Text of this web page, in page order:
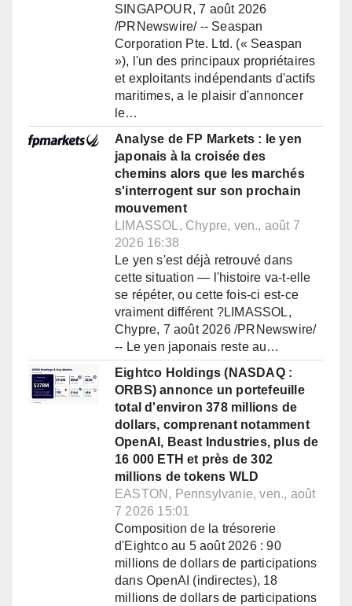
SINGAPOUR, 7 août 2026
/PRNewswire/ -- Seaspan
Corporation Pte. Ltd. (« Seaspan
»), l'un des principaux propriétaires
et exploitants indépendants d'actifs
maritimes, a le plaisir d'annoncer
le…
Analyse de FP Markets : le yen
japonais à la croisée des
chemins alors que les marchés
s'interrogent sur son prochain
mouvement
LIMASSOL, Chypre, ven., août 7
2026 16:38
Le yen s'est déjà retrouvé dans
cette situation — l'histoire va-t-elle
se répéter, ou cette fois-ci est-ce
vraiment différent ?LIMASSOL,
Chypre, 7 août 2026 /PRNewswire/
-- Le yen japonais reste au…
Eightco Holdings (NASDAQ :
ORBS) annonce un portefeuille
total d'environ 378 millions de
dollars, comprenant notamment
OpenAI, Beast Industries, plus de
16 000 ETH et près de 302
millions de tokens WLD
EASTON, Pennsylvanie, ven., août
7 2026 15:01
Composition de la trésorerie
d'Eightco au 5 août 2026 : 90
millions de dollars de participations
dans OpenAI (indirectes), 18
millions de dollars de participations